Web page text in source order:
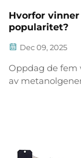
Hvorfor
popularitet?
Dec 09, 2025
Oppdag de fem
av